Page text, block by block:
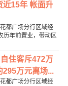
近15年 帐面升
都广场分行区域经
历年前置业，带动区
住客斥472万
295万元离场...
都广场分行区域经